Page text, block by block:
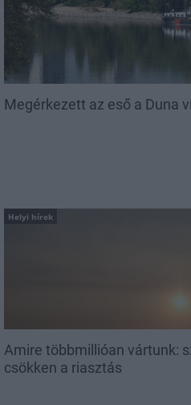
Megérkezett az eső a Duna
Helyi hírek
Amire többmillióan vártunk:
csökken a riasztás